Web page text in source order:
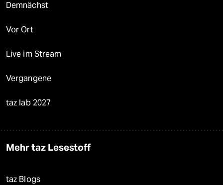
Demnächst
Vor Ort
Live im Stream
Vergangene
taz lab 2027
Mehr taz Lesestoff
taz Blogs